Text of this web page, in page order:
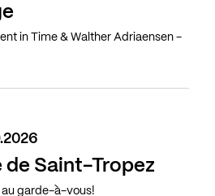
in Time & Walther Adriaensen -
de Saint-Tropez
au garde-à-vous!